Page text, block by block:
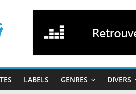
LABELS GENRES DIVERS